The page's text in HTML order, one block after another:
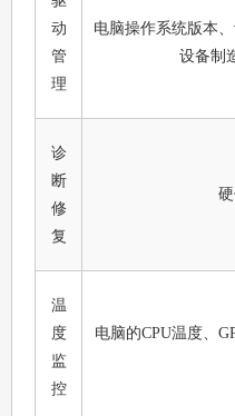
动
管
理
电脑操作系统版本
设备制
诊
断
修
复
温
度
监
控
电脑的CPU温度、